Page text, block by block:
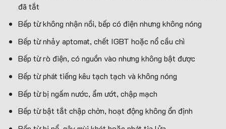
đã tắt
Bếp từ không nhận nồi, bếp có điện nhưng không nóng
Bếp từ nhảy aptomat, chết IGBT hoặc nổ cầu chì
Bếp từ rò điện, có nguồn vào nhưng không bật được
Bếp từ phát tiếng kêu tạch tạch và không nóng
Bếp từ bị ngấm nước, ẩm ướt, chập mạch
Bếp từ bật tắt chập chờn, hoạt động không ổn định